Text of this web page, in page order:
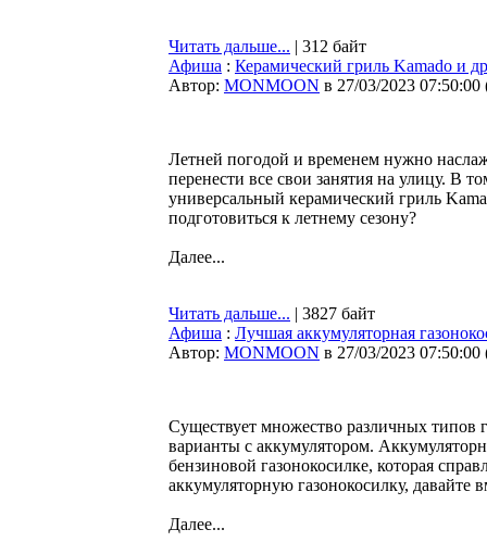
Читать дальше... | 312 байт
Афиша : Керамический гриль Kamado и
Автор: MONMOON в 27/03/2023 07:50:00
Летней погодой и временем нужно
перенести все свои занятия на улицу. В
универсальный керамический гриль
подготовиться к летнему сезону?
Далее...
Читать дальше... | 3827 байт
Афиша : Лучшая аккумуляторная
Автор: MONMOON в 27/03/2023 07:50:00
Существует множество различных типов
варианты с аккумулятором.
бензиновой газонокосилке, которая
аккумуляторную газонокосилку,
Далее...